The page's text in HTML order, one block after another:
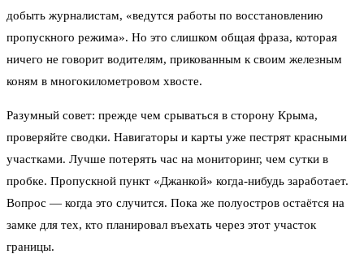
добыть журналистам, «ведутся работы по восстановлению
пропускного режима». Но это слишком общая фраза, которая
ничего не говорит водителям, прикованным к своим железным
коням в многокилометровом хвосте.
Разумный совет: прежде чем срываться в сторону Крыма,
проверяйте сводки. Навигаторы и карты уже пестрят красными
участками. Лучше потерять час на мониторинг, чем сутки в
пробке. Пропускной пункт «Джанкой» когда-нибудь заработает.
Вопрос — когда это случится. Пока же полуостров остаётся на
замке для тех, кто планировал въехать через этот участок
границы.